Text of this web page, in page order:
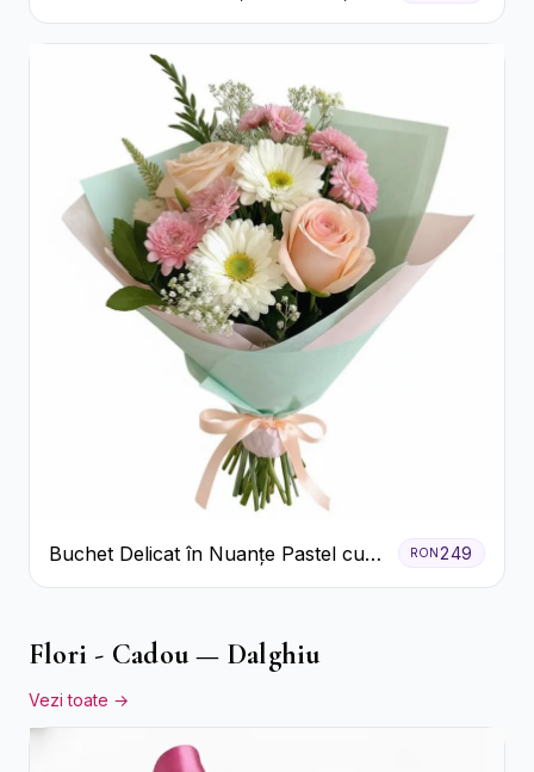
Verdeață
Buchet Delicat în Nuanțe Pastel cu
Trandafiri și Crizanteme Roz
RON249
Flori - Cadou — Dalghiu
Vezi toate →